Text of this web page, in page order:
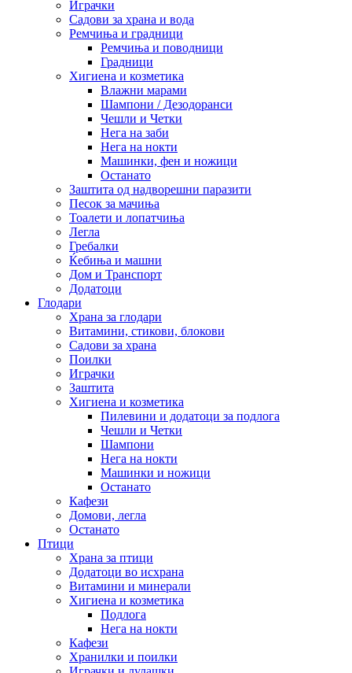
Играчки
Садови за храна и вода
Ремчиња и градници
Ремчиња и поводници
Градници
Хигиена и козметика
Влажни марами
Шампони / Дезодоранси
Чешли и Четки
Нега на заби
Нега на нокти
Машинки, фен и ножици
Останато
Заштита од надворешни паразити
Песок за мачиња
Тоалети и лопатчиња
Легла
Гребалки
Ќебиња и машни
Дом и Транспорт
Додатоци
Глодари
Храна за глодари
Витамини, стикови, блокови
Садови за храна
Поилки
Играчки
Заштита
Хигиена и козметика
Пилевини и додатоци за подлога
Чешли и Четки
Шампони
Нега на нокти
Машинки и ножици
Останато
Кафези
Домови, легла
Останато
Птици
Храна за птици
Додатоци во исхрана
Витамини и минерали
Хигиена и козметика
Подлога
Нега на нокти
Кафези
Хранилки и поилки